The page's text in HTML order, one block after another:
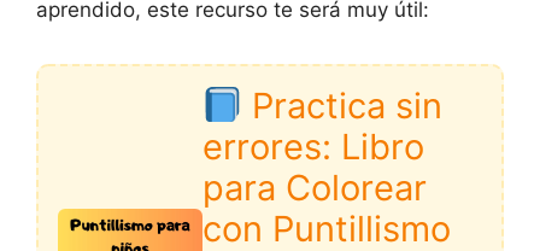
aprendido, este recurso te será muy útil:
Practica sin
errores: Libro
para Colorear
con Puntillismo